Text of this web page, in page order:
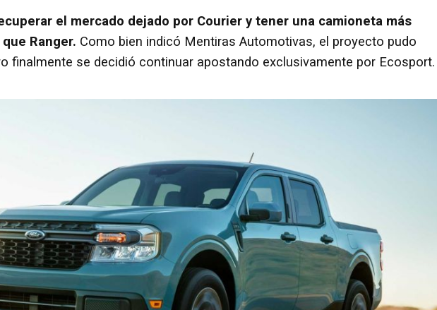
el mercado dejado por Courier y tener una camioneta más
Ranger. Como bien indicó Mentiras Automotivas, el proyecto pudo
finalmente se decidió continuar apostando exclusivamente por Ecosport.